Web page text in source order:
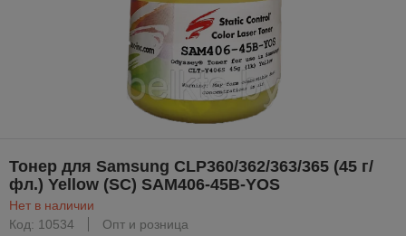
Тонер для Samsung CLP360/362/363/365 (45 г/
фл.) Yellow (SC) SAM406-45B-YOS
Нет в наличии
Код: 10534
Опт и розница